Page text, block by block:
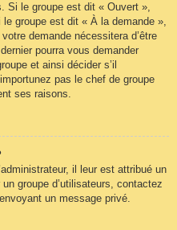
Si le groupe est dit « Ouvert »,
groupe est dit « À la demande »,
demande nécessitera d’être
pourra vous demander
et ainsi décider s’il
pas le chef de groupe
ses raisons.
il leur est attribué un
groupe d’utilisateurs, contactez
un message privé.